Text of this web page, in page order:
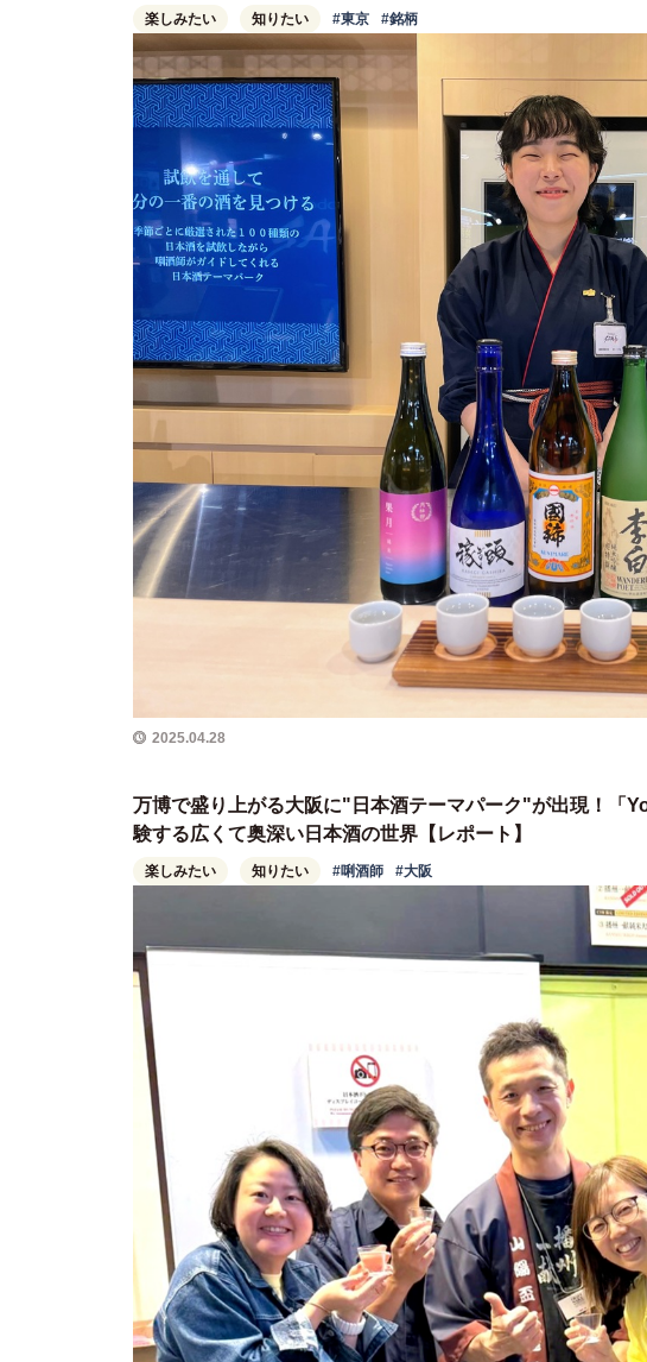
楽しみたい 知りたい #東京 #銘柄
2025.04.28
万博で盛り上がる大阪に"日本酒テーマパーク"が出現！「
験する広くて奥深い日本酒の世界【レポート】
楽しみたい 知りたい #唎酒師 #大阪